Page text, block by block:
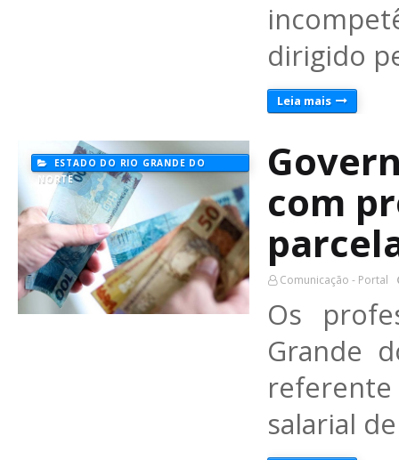
dirigido
Leia mais
ESTADO DO RIO GRANDE DO
NORTE
com
Comunicação - Portal
Os
Grande
salarial